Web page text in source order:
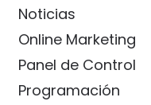
Noticias
Online Marketing
Panel de Control
Programación